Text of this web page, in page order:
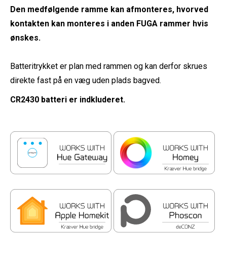
Den medfølgende ramme kan afmonteres, hvorved
kontakten kan monteres i anden FUGA rammer hvis
ønskes.
Batteritrykket er plan med rammen og kan derfor skrues
direkte fast på en væg uden plads bagved.
CR2430 batteri er indkluderet.